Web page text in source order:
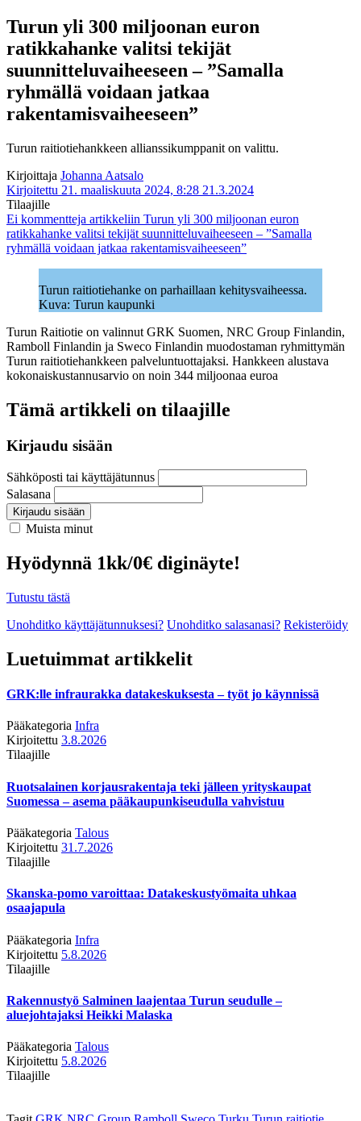
Turun yli 300 miljoonan euron
ratikkahanke valitsi tekijät
suunnitteluvaiheeseen – ”Samalla
ryhmällä voidaan jatkaa
rakentamisvaiheeseen”
Turun raitiotiehankkeen allianssikumppanit on valittu.
Kirjoittaja Johanna Aatsalo
Kirjoitettu 21. maaliskuuta 2024, 8:28 21.3.2024
Tilaajille
Ei kommentteja artikkeliin Turun yli 300 miljoonan euron
ratikkahanke valitsi tekijät suunnitteluvaiheeseen – ”Samalla
ryhmällä voidaan jatkaa rakentamisvaiheeseen”
Turun raitiotiehanke on parhaillaan kehitysvaiheessa.
Kuva: Turun kaupunki
Turun Raitiotie on valinnut GRK Suomen, NRC Group Finlandin,
Ramboll Finlandin ja Sweco Finlandin muodostaman ryhmittymän
Turun raitiotiehankkeen palveluntuottajaksi. Hankkeen alustava
kokonaiskustannusarvio on noin 344 miljoonaa euroa
Tämä artikkeli on tilaajille
Kirjaudu sisään
Sähköposti tai käyttäjätunnus
Salasana
Kirjaudu sisään
Muista minut
Hyödynnä 1kk/0€ diginäyte!
Tutustu tästä
Unohditko käyttäjätunnuksesi? Unohditko salasanasi? Rekisteröidy
Luetuimmat artikkelit
GRK:lle infraurakka datakeskuksesta – työt jo käynnissä
Pääkategoria Infra
Kirjoitettu 3.8.2026
Tilaajille
Ruotsalainen korjausrakentaja teki jälleen yrityskaupat
Suomessa – asema pääkaupunkiseudulla vahvistuu
Pääkategoria Talous
Kirjoitettu 31.7.2026
Tilaajille
Skanska-pomo varoittaa: Datakeskustyömaita uhkaa
osaajapula
Pääkategoria Infra
Kirjoitettu 5.8.2026
Tilaajille
Rakennustyö Salminen laajentaa Turun seudulle –
aluejohtajaksi Heikki Malaska
Pääkategoria Talous
Kirjoitettu 5.8.2026
Tilaajille